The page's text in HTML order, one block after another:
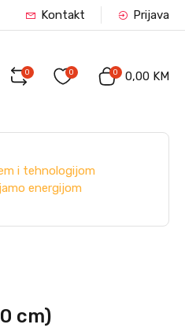
Kontakt Prijava
0 0 0 0,00 KM
i tehnologijom
energijom
cm)